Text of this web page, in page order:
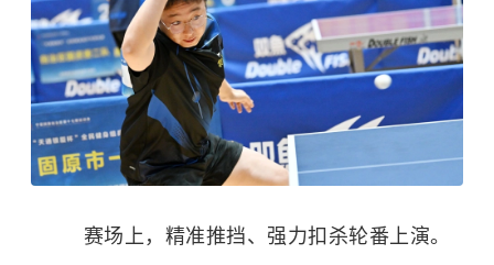
赛场上，精准推挡、强力扣杀轮番上演。